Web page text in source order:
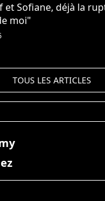
et Sofiane, déjà la
moi"
TOUS LES ARTICLES